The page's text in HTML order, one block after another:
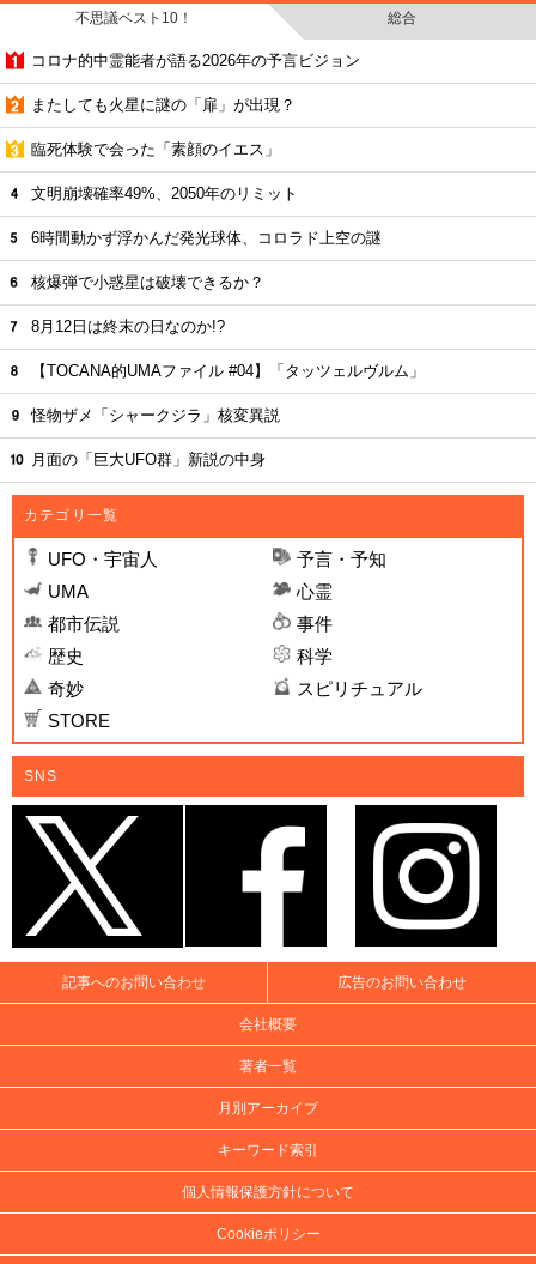
不思議ベスト10！ 総合
コロナ的中霊能者が語る2026年の予言ビジョン
またしても火星に謎の「扉」が出現？
臨死体験で会った「素顔のイエス」
文明崩壊確率49%、2050年のリミット
6時間動かず浮かんだ発光球体、コロラド上空の謎
核爆弾で小惑星は破壊できるか？
8月12日は終末の日なのか!?
【TOCANA的UMAファイル #04】「タッツェルヴルム」
怪物ザメ「シャークジラ」核変異説
月面の「巨大UFO群」新説の中身
カテゴリ一覧
UFO・宇宙人
予言・予知
UMA
心霊
都市伝説
事件
歴史
科学
奇妙
スピリチュアル
STORE
SNS
記事へのお問い合わせ 広告のお問い合わせ
会社概要
著者一覧
月別アーカイブ
キーワード索引
個人情報保護方針について
Cookieポリシー